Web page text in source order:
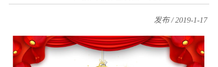
发布 / 2019-1-17